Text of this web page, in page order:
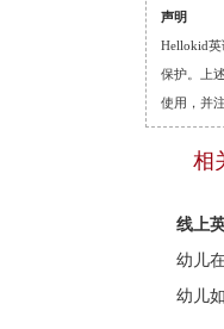
声明
Hellokid英
保护。上
使用，并
相
线上
幼儿
幼儿